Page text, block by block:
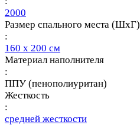
2000
Размер спального места (ШхГ)
:
160 х 200 см
Материал наполнителя
:
ППУ (пенополиуритан)
Жесткость
:
средней жесткости